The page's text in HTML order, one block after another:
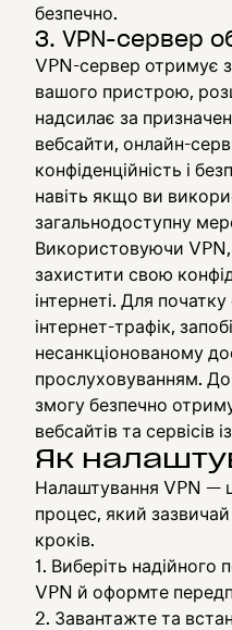
безпечно.
3. VPN-сервер
VPN-сервер отримує
вашого пристрою,
надсилає за
вебсайти, онлайн-
конфіденційність і
навіть якщо ви
загальнодоступну
Використовуючи
захистити свою
інтернеті. Для
інтернет-трафік,
несанкціонованому
прослуховуванням.
змогу безпечно
вебсайтів та сервісів
Як
Налаштування VPN —
процес, який
кроків.
Виберіть надійного
VPN й оформте
Завантажте та